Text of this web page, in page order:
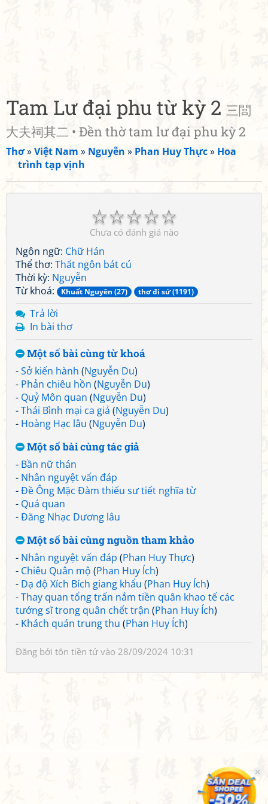
Tam Lư đại phu từ kỳ 2 三閭
大夫祠其二 • Đền thờ tam lư đại phu kỳ 2
Thơ»Việt Nam » Nguyễn » Phan Huy Thực» Hoa
trình tạp vịnh
☆
☆
☆
☆
☆
Chưa có đánh giá nào
Ngôn ngữ: Chữ Hán
Thể thơ: Thất ngôn bát cú
Thời kỳ: Nguyễn
Từ khoá:
Khuất Nguyên (27) thơ đi sứ (1191)
Trả lời
In bài thơ
Một số bài cùng từ khoá
-Sở kiến hành (Nguyễn Du)
- Phản chiêu hồn (Nguyễn Du)
- Quỷ Môn quan (Nguyễn Du)
-Thái Bình mại ca giả (Nguyễn Du)
- Hoàng Hạc lâu (Nguyễn Du)
Một số bài cùng tác giả
- Bần nữ thán
- Nhân nguyệt vấn đáp
-Đề Ông Mặc Đàm thiếu sư tiết nghĩa từ
- Quá quan
-Đăng Nhạc Dương lâu
Một số bài cùng nguồn tham khảo
- Nhân nguyệt vấn đáp (Phan Huy Thực)
- Chiêu Quân mộ (Phan Huy Ích)
- Dạ độ Xích Bích giang khẩu (Phan Huy Ích)
-Thay quan tổng trấn nắm tiền quân khao tế các
tướng sĩ trong quân chết trận (Phan Huy Ích)
- Khách quán trung thu (Phan Huy Ích)
Đăng bởi tôn tiền tửvào 28/09/2024 10:31